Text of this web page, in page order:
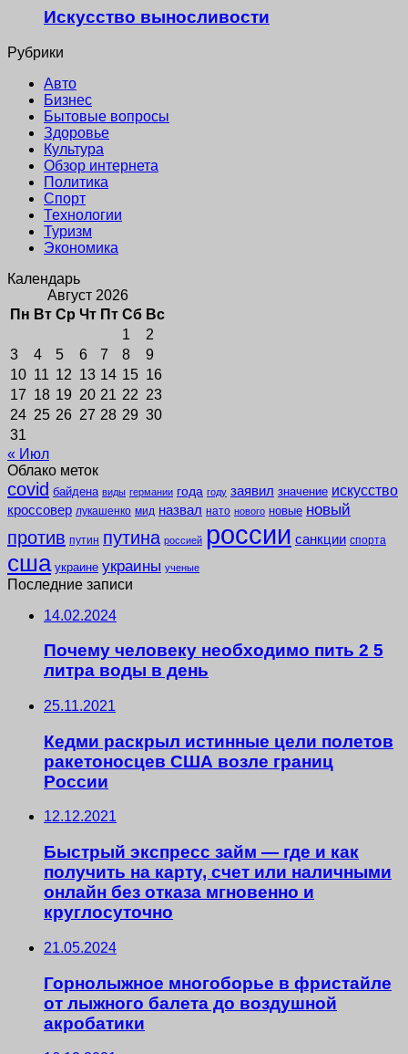
Искусство выносливости
Рубрики
Авто
Бизнес
Бытовые вопросы
Здоровье
Культура
Обзор интернета
Политика
Спорт
Технологии
Туризм
Экономика
Календарь
Август 2026
Пн Вт Ср Чт Пт Сб Вс
1
2
3
4 5 6 7 8
9
10 11 12 13 14 15 16
17 18 19 20 21 22 23
24 25 26 27 28 29 30
31
« Июл
Облако меток
covid байдена виды германии года году заявил значение искусство
кроссовер лукашенко мид назвал нато нового новые новый
против путин путина россией россии санкции спорта
сша украине украины ученые
Последние записи
14.02.2024
Почему человеку необходимо пить 2 5
литра воды в день
25.11.2021
Кедми раскрыл истинные цели полетов
ракетоносцев США возле границ
России
12.12.2021
Быстрый экспресс займ — где и как
получить на карту, счет или наличными
онлайн без отказа мгновенно и
круглосуточно
21.05.2024
Горнолыжное многоборье в фристайле
от лыжного балета до воздушной
акробатики